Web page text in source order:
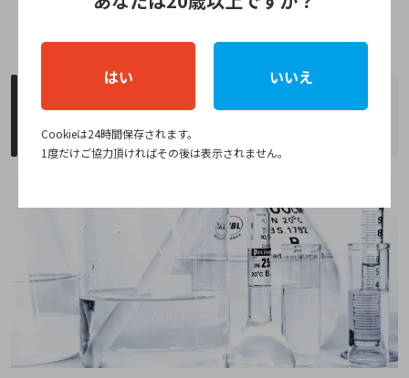
電子タバコ(VAPE)に含まれる成分の安全
性チェック
はい いいえ
Cookieは24時間保存されます。
1度だけご協力頂ければその後は表示されません。